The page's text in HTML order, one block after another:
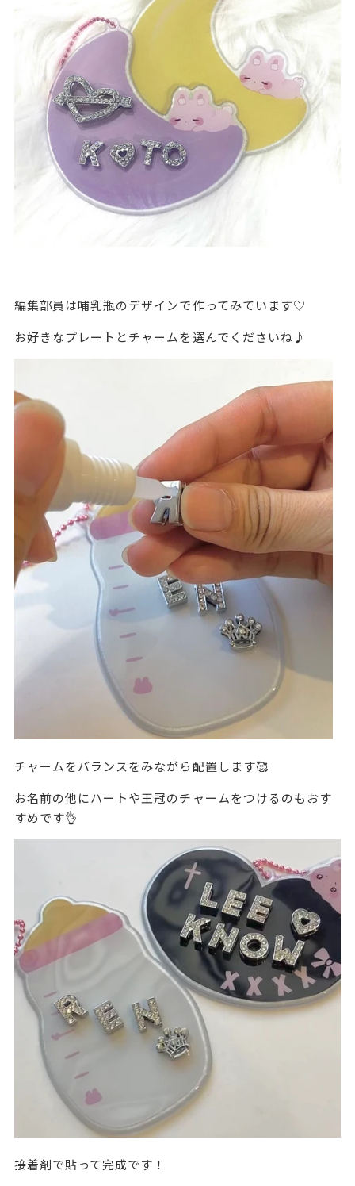
編集部員は哺乳瓶のデザインで作ってみています♡
お好きなプレートとチャームを選んでくださいね♪
チャームをバランスをみながら配置します🥰
お名前の他にハートや王冠のチャームをつけるのもおす
すめです👌
接着剤で貼って完成です！